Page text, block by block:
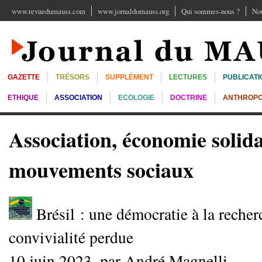
www.revuedumauss.com www.jornaldomauss.org Qui sommes-nous ?
GAZETTE TRÉSORS SUPPLÉMENT LECTURES
ETHIQUE ASSOCIATION ECOLOGIE DOCTRINE
Association, économie
mouvements sociaux
Brésil : une démocratie à la
convivialité perdue